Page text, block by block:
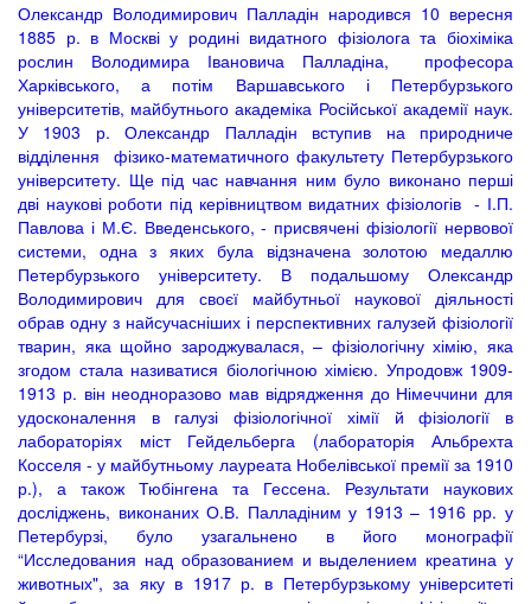
Олександр Володимирович Палладін народився 10 вересня
1885 р. в Москві у родині видатного фізіолога та біохіміка
рослин Володимира Івановича Палладіна, професора
Харківського, а потім Варшавського і Петербурзького
університетів, майбутнього академіка Російської академії наук.
У 1903 р. Олександр Палладін вступив на природниче
відділення фізико-математичного факультету Петербурзького
університету. Ще під час навчання ним було виконано перші
дві наукові роботи під керівництвом видатних фізіологів - І.П.
Павлова і М.Є. Введенського, - присвячені фізіології нервової
системи, одна з яких була відзначена золотою медаллю
Петербурзького університету. В подальшому Олександр
Володимирович для своєї майбутньої наукової діяльності
обрав одну з найсучасніших і перспективних галузей фізіології
тварин, яка щойно зароджувалася, – фізіологічну хімію, яка
згодом стала називатися біологічною хімією. Упродовж 1909-
1913 р. він неодноразово мав відрядження до Німеччини для
удосконалення в галузі фізіологічної хімії й фізіології в
лабораторіях міст Гейдельберга (лабораторія Альбрехта
Косселя - у майбутньому лауреата Нобелівської премії за 1910
р.), а також Тюбінгена та Гессена. Результати наукових
досліджень, виконаних О.В. Палладіним у 1913 – 1916 рр. у
Петербурзі, було узагальнено в його монографії
“Исследования над образованием и выделением креатина у
животных", за яку в 1917 р. в Петербурзькому університеті